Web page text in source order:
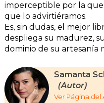
imperceptible por la que
que lo advirtiéramos.
Es, sin dudas, el mejor
despliega su madurez,
dominio de su artesanía
Samanta
(Autor)
Ver Página del